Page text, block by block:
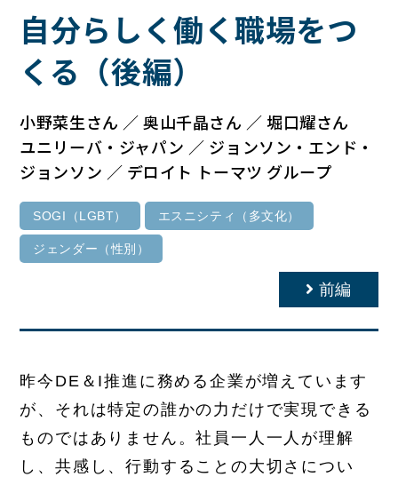
自分らしく働く職場をつ
くる（後編）
小野菜生さん ／ 奥山千晶さん ／ 堀口耀さん
ユニリーバ・ジャパン ／ ジョンソン・エンド・
ジョンソン ／ デロイト トーマツ グループ
SOGI（LGBT） エスニシティ（多文化）
ジェンダー（性別）
前編
昨今DE＆I推進に務める企業が増えています
が、それは特定の誰かの力だけで実現できる
ものではありません。社員一人一人が理解
し、共感し、行動することの大切さについ